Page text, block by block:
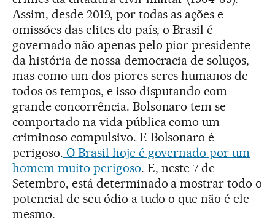
Assim, desde 2019, por todas as ações e
omissões das elites do país, o Brasil é
governado não apenas pelo pior presidente
da história de nossa democracia de soluços,
mas como um dos piores seres humanos de
todos os tempos, e isso disputando com
grande concorrência. Bolsonaro tem se
comportado na vida pública como um
criminoso compulsivo. E Bolsonaro é
perigoso. O Brasil hoje é governado por um
homem muito perigoso. E, neste 7 de
Setembro, está determinado a mostrar todo o
potencial de seu ódio a tudo o que não é ele
mesmo.